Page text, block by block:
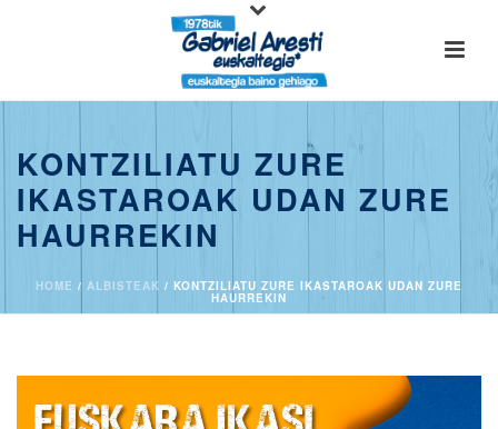
KONTZILIATU ZURE
IKASTAROAK UDAN ZURE
HAURREKIN
HOME / ALBISTEAK / KONTZILIATU ZURE IKASTAROAK UDAN ZURE
HAURREKIN